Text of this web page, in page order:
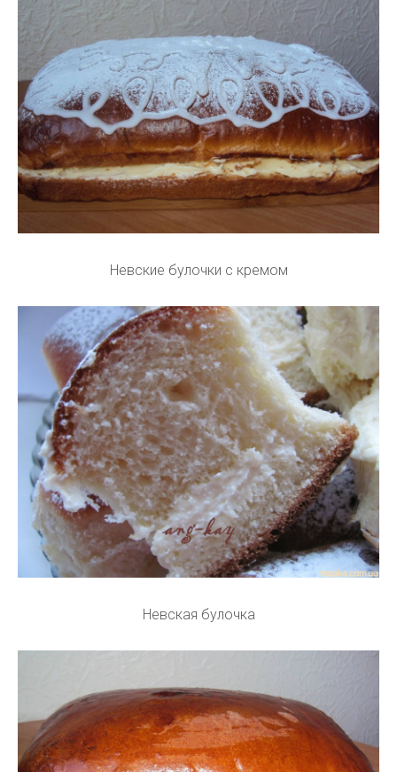
Невские булочки с кремом
Невская булочка